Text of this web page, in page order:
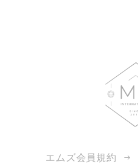
エムズ会員規約